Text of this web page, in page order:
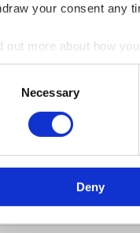
your consent any
out more about how
about your use
information that
Necessary
Deny
pr-
Sagerska
Ulf
och kreativ
men även